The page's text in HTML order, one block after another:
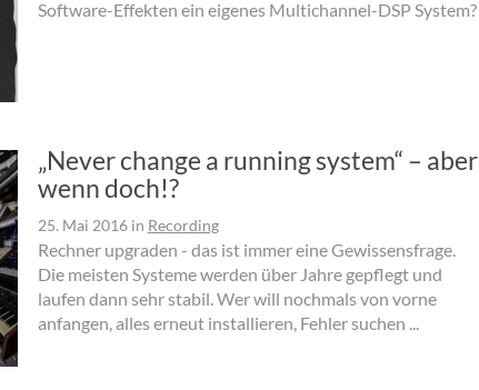
Software-Effekten ein eigenes Multichannel-DSP System?
„Never change a running system“ – aber
wenn doch!?
25. Mai 2016in Recording
Rechner upgraden - das ist immer eine Gewissensfrage.
Die meisten Systeme werden über Jahre gepflegt und
laufen dann sehr stabil. Wer will nochmals von vorne
anfangen, alles erneut installieren, Fehler suchen ...